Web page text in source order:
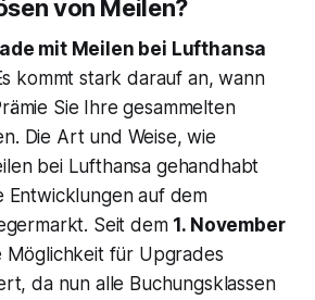
von Meilen?
mit Meilen bei Lufthansa
kommt stark darauf an, wann
Sie Ihre gesammelten
Die Art und Weise, wie
bei Lufthansa gehandhabt
Entwicklungen auf dem
Seit dem 1. November
Möglichkeit für Upgrades
da nun alle Buchungsklassen